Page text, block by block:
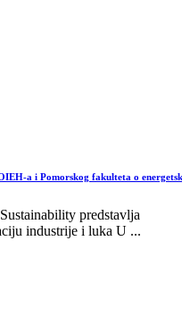
a i Pomorskog fakulteta o
predstavlja
industrije i luka U ...